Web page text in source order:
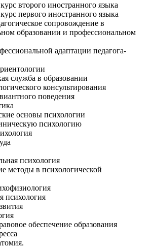
второго иностранного языка
первого иностранного языка
сопровождение в
образовании и профессиональном
адаптации педагога-
служба в образовании
консультирования
поведения
основы психологии
психологию
психология
методы в психологической
психология
обеспечение образования